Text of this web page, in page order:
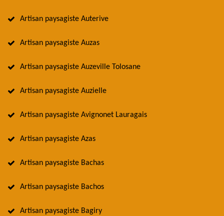
Artisan paysagiste Auterive
Artisan paysagiste Auzas
Artisan paysagiste Auzeville Tolosane
Artisan paysagiste Auzielle
Artisan paysagiste Avignonet Lauragais
Artisan paysagiste Azas
Artisan paysagiste Bachas
Artisan paysagiste Bachos
Artisan paysagiste Bagiry